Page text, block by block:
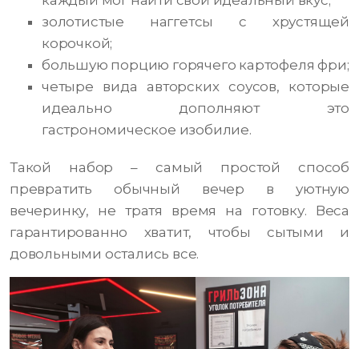
золотистые наггетсы с хрустящей
корочкой;
большую порцию горячего картофеля фри;
четыре вида авторских соусов, которые
идеально дополняют это
гастрономическое изобилие.
Такой набор – самый простой способ
превратить обычный вечер в уютную
вечеринку, не тратя время на готовку. Веса
гарантированно хватит, чтобы сытыми и
довольными остались все.